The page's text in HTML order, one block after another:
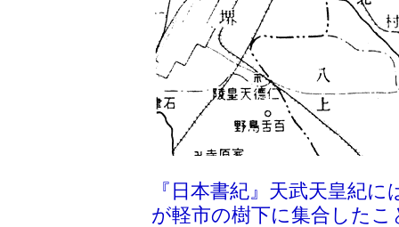
『日本書紀』天武天皇紀
が軽市の樹下に集合した